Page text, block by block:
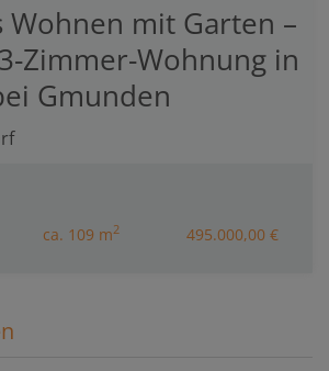
Wohnen mit Garten –
Zimmer-Wohnung in
Gmunden
ca. 109 m2 495.000,00 €